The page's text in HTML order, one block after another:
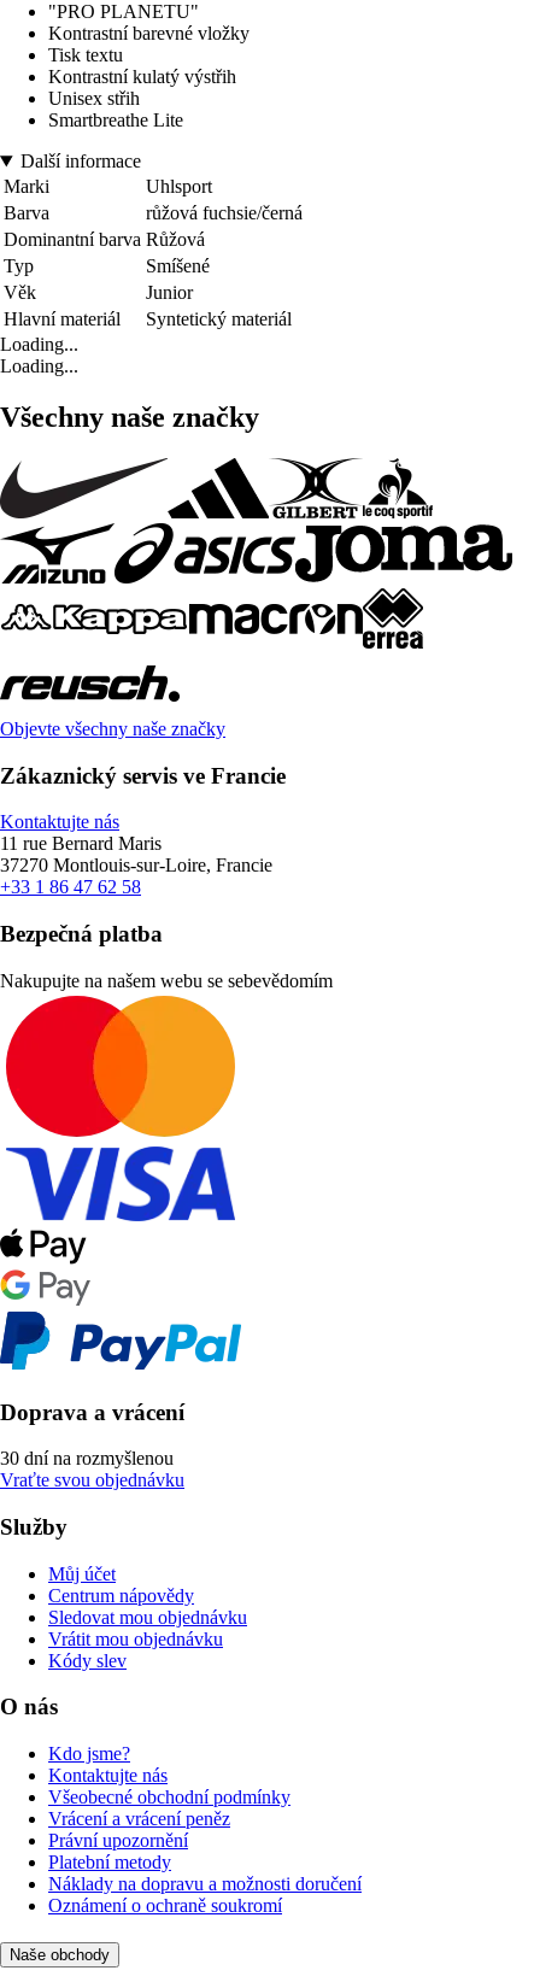
"PRO PLANETU"
Kontrastní barevné vložky
Tisk textu
Kontrastní kulatý výstřih
Unisex střih
Smartbreathe Lite
Další informace
Marki
Uhlsport
Barva
růžová fuchsie/černá
Dominantní barva Růžová
Typ
Smíšené
Věk
Junior
Hlavní materiál
Syntetický materiál
Loading...
Loading...
Všechny naše značky
Objevte všechny naše značky
Zákaznický servis ve Francie
Kontaktujte nás
11 rue Bernard Maris
37270 Montlouis-sur-Loire, Francie
+33 1 86 47 62 58
Bezpečná platba
Nakupujte na našem webu se sebevědomím
Doprava a vrácení
30 dní na rozmyšlenou
Vraťte svou objednávku
Služby
Můj účet
Centrum nápovědy
Sledovat mou objednávku
Vrátit mou objednávku
Kódy slev
O nás
Kdo jsme?
Kontaktujte nás
Všeobecné obchodní podmínky
Vrácení a vrácení peněz
Právní upozornění
Platební metody
Náklady na dopravu a možnosti doručení
Oznámení o ochraně soukromí
Naše obchody